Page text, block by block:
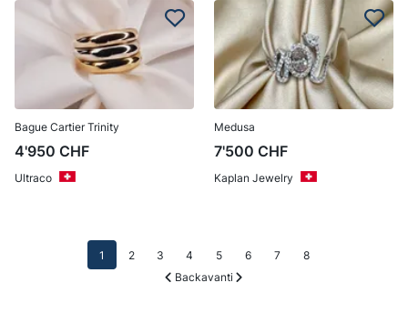
Bague Cartier Trinity
4'950 CHF
Ultraco
Medusa
7'500 CHF
Kaplan Jewelry
Back
1 2 3 4 5 6 7
8
avanti